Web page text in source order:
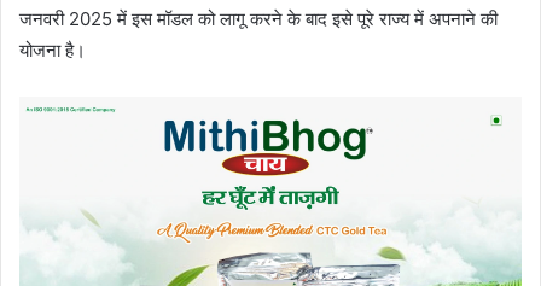
जनवरी 2025 में इस मॉडल को लागू करने के बाद इसे पूरे राज्य में अपनाने की
योजना है।